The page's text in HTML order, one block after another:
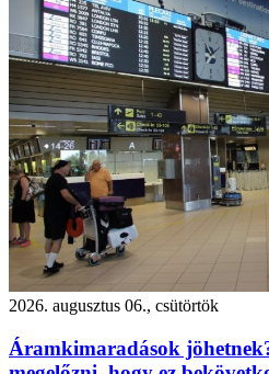
2026. augusztus 06., csütörtök
Áramkimaradások